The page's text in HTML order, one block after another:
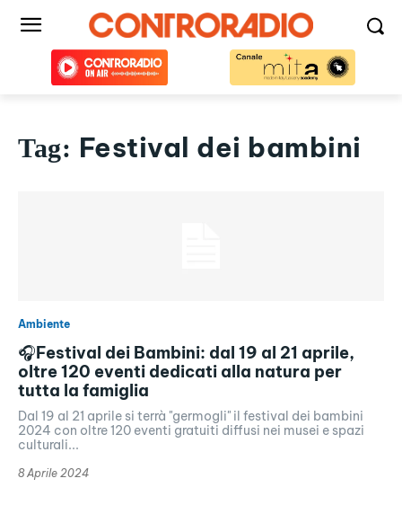
Tag: Festival dei bambini
Ambiente
🎧Festival dei Bambini: dal 19 al 21 aprile,
oltre 120 eventi dedicati alla natura per
tutta la famiglia
Dal 19 al 21 aprile si terrà "germogli" il festival dei bambini
2024 con oltre 120 eventi gratuiti diffusi nei musei e spazi
culturali...
8 Aprile 2024